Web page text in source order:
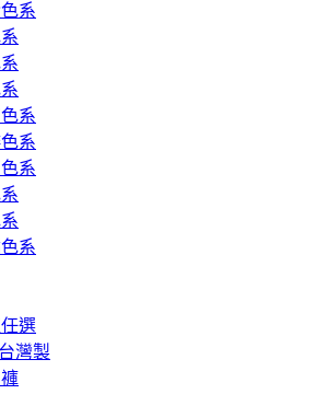
系
系
系
系
系
選
灣製